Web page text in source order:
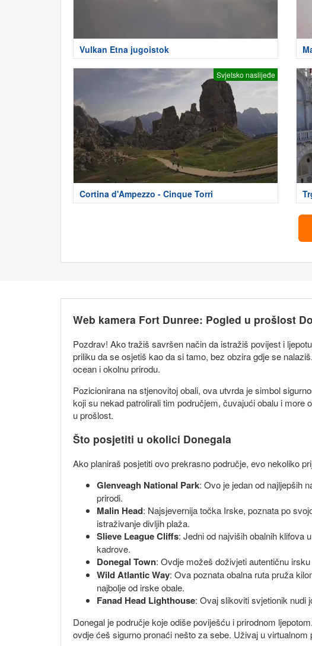
Vulkan Etna jugoistok
Svjetsko naslijeđe
Cortina d'Ampezzo - Cinque Torri
Web kamera Fort Dunree: Pogled u prošlost
Pozdrav! Ako tražiš savršen način da istražiš povijest i
priliku da se osjetiš kao da si tamo, bez obzira gdje se
ocean i okolnu prirodu.
Pozicionirana na stjenovitoj obali, ova utvrda je simbol
koji su nekad patrolirali tim područjem, čuvajući obalu i
u prošlost.
Što posjetiti u okolici Donegala
Ako planiraš posjetiti ovo prekrasno područje, evo nekoliko
Glenveagh National Park: Ovo je jedan od najljepših
prirodi.
Malin Head: Najsjevernija točka Irske, poznata po
istraživanje divljih plaža.
Slieve League Cliffs: Jedni od najviših obalnih klifova
kadrove.
Donegal Town: Ovdje možeš doživjeti autentičnu
Wild Atlantic Way: Ova poznata obalna ruta pruža
najbolje od irske obale.
Fanad Head Lighthouse: Ovaj slikoviti svjetionik nudi
Donegal je područje koje odiše poviješću i prirodnom
ovdje ćeš sigurno pronaći nešto za sebe. Uživaj u